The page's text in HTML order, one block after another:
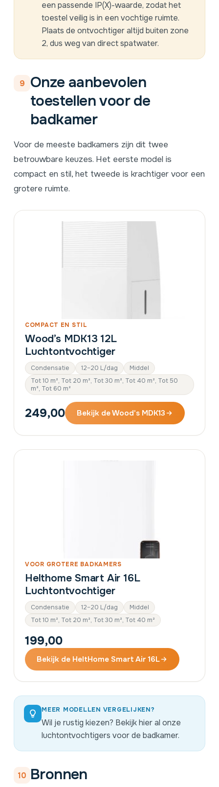
een passende IP(X)-waarde, zodat het
toestel veilig is in een vochtige ruimte.
Plaats de ontvochtiger altijd buiten zone
2, dus weg van direct spatwater.
9
Onze aanbevolen
toestellen voor de
badkamer
Voor de meeste badkamers zijn dit twee
betrouwbare keuzes. Het eerste model is
compact en stil, het tweede is krachtiger voor een
grotere ruimte.
COMPACT EN STIL
Wood’s MDK13 12L
Luchtontvochtiger
Condensatie 12–20 L/dag
Middel
Tot 10 m², Tot 20 m², Tot 30 m², Tot 40 m², Tot 50
m², Tot 60 m²
249,00 Bekijk de Wood's MDK13
VOOR GROTERE BADKAMERS
Helthome Smart Air 16L
Luchtontvochtiger
Condensatie 12–20 L/dag
Middel
Tot 10 m², Tot 20 m², Tot 30 m², Tot 40 m²
199,00
Bekijk de HeltHome Smart Air 16L
MEER MODELLEN VERGELIJKEN?
Wil je rustig kiezen? Bekijk hier al onze
luchtontvochtigers voor de badkamer.
10 Bronnen